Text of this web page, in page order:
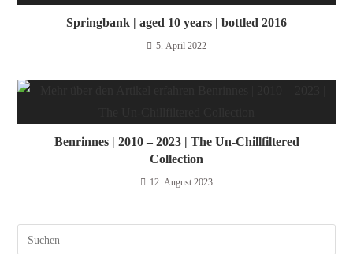
Springbank | aged 10 years | bottled 2016
5. April 2022
Benrinnes | 2010 – 2023 | The Un-Chillfiltered
Collection
12. August 2023